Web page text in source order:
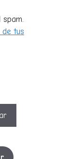
tus